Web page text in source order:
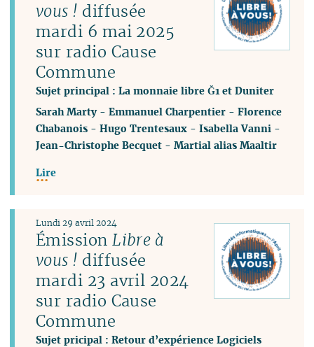
vous ! diffusée
mardi 6 mai 2025
sur radio Cause
Commune
Sujet principal : La monnaie libre Ğ1 et Duniter
Sarah Marty-Emmanuel Charpentier -Florence
Chabanois -Hugo Trentesaux -Isabella Vanni -
Jean-Christophe Becquet -Martial alias Maaltir
Lire
ÉmissionLibre à
vous ! diffusée
mardi 23 avril 2024
sur radio Cause
Commune
Sujet pricipal : Retour d’expérience Logiciels
Lundi 29 avril 2024